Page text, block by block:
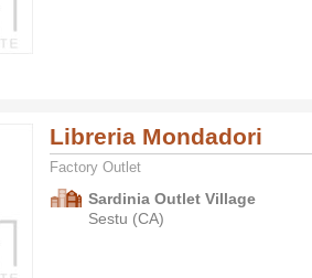
Libreria Mondadori
Factory Outlet
Sardinia Outlet Village
Sestu (CA)